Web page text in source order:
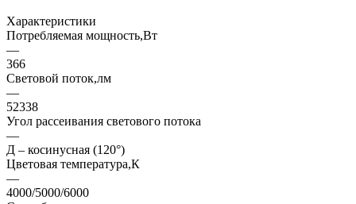
Характеристики
Потребляемая мощность,Вт
—
366
Световой поток,лм
—
52338
Угол рассеивания светового потока
—
Д – косинусная (120°)
Цветовая температура,К
—
4000/5000/6000